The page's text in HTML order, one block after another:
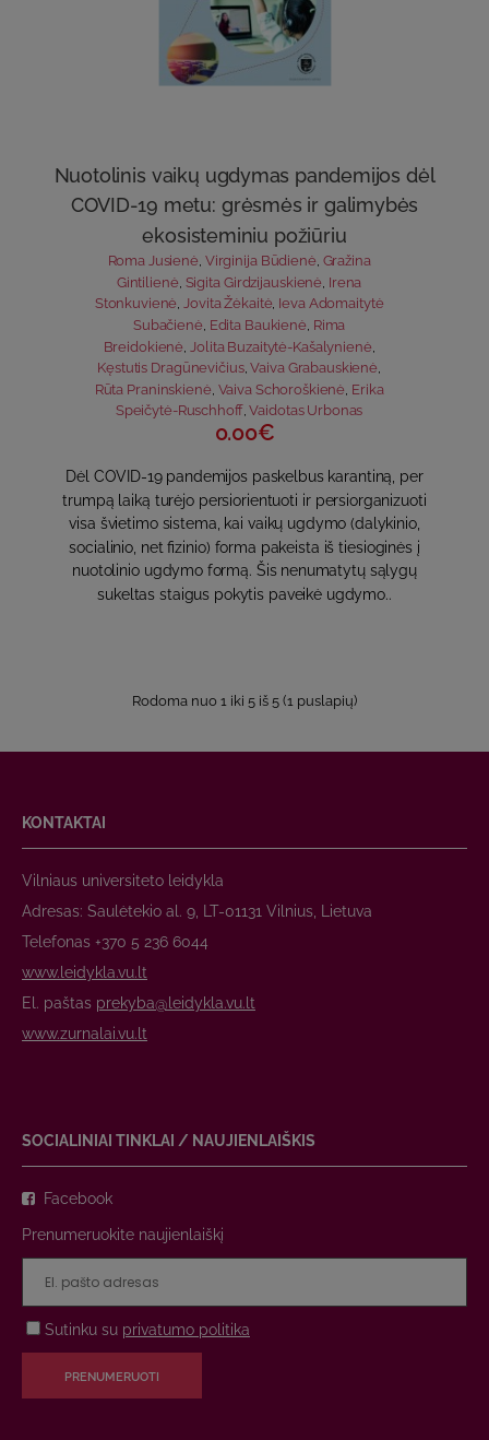
Nuotolinis vaikų ugdymas pandemijos dėl
COVID-19 metu: grėsmės ir galimybės
ekosisteminiu požiūriu
Roma Jusienė, Virginija Būdienė, Gražina
Gintilienė Sigita Girdzijauskienė Irena
Stonkuvienė,Jovita Žėkaitė, Ieva Adomaitytė
Subačienė Edita Baukienė Rima
Breidokienė
Jolita Buzaitytė-Kašalynienė
Kęstutis Dragūnevičius,Vaiva Grabauskienė,
Rūta Praninskienė Vaiva Schoroškienė Erika
Speičytė-Ruschhoff,Vaidotas Urbonas
0.00€
Dėl COVID-19 pandemijos paskelbus karantiną, per
trumpą laiką turėjo persiorientuoti ir persiorganizuoti
visa švietimo sistema, kai vaikų ugdymo (dalykinio,
socialinio, net fizinio) forma pakeista iš tiesioginės į
nuotolinio ugdymo formą. Šis nenumatytų sąlygų
sukeltas staigus pokytis paveikė ugdymo..
Rodoma nuo 1 iki 5 iš 5 (1 puslapių)
KONTAKTAI
Vilniaus universiteto leidykla
Adresas: Saulėtekio al. 9, LT-01131 Vilnius, Lietuva
Telefonas +370 5 236 6044
www.leidykla.vu.lt
El. paštas prekyba@leidykla.vu.lt
www.zurnalai.vu.lt
SOCIALINIAI TINKLAI / NAUJIENLAIŠKIS
Facebook
Prenumeruokite naujienlaiškį
Sutinku su privatumo politika
PRENUMERUOTI